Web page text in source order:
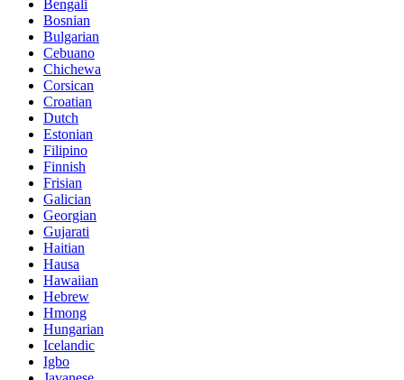
Bengali
Bosnian
Bulgarian
Cebuano
Chichewa
Corsican
Croatian
Dutch
Estonian
Filipino
Finnish
Frisian
Galician
Georgian
Gujarati
Haitian
Hausa
Hawaiian
Hebrew
Hmong
Hungarian
Icelandic
Igbo